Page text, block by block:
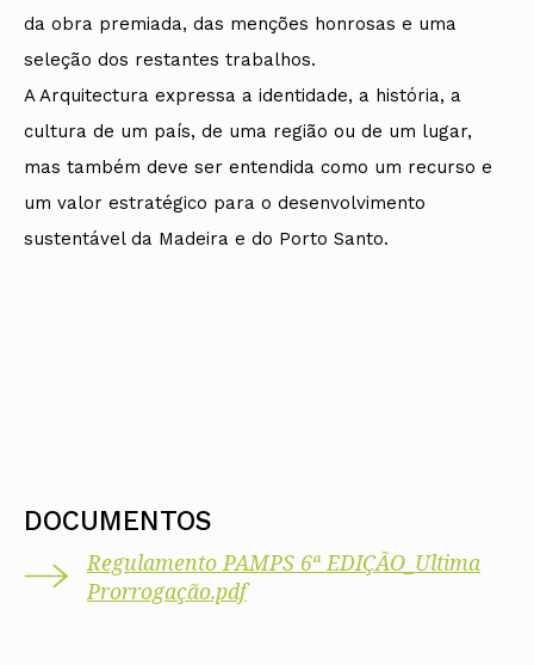
da obra premiada, das menções honrosas e uma
seleção dos restantes trabalhos.
A Arquitectura expressa a identidade, a história, a
cultura de um país, de uma região ou de um lugar,
mas também deve ser entendida como um recurso e
um valor estratégico para o desenvolvimento
sustentável da Madeira e do Porto Santo.
DOCUMENTOS
Regulamento PAMPS 6ª EDIÇÃO_Ultima
Prorrogação.pdf